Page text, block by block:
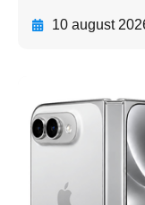
10 august
textul